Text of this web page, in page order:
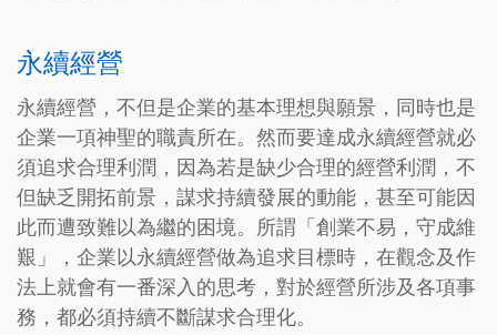
永續經營
永續經營，不但是企業的基本理想與願景，同時也是
企業一項神聖的職責所在。然而要達成永續經營就必
須追求合理利潤，因為若是缺少合理的經營利潤，不
但缺乏開拓前景，謀求持續發展的動能，甚至可能因
此而遭致難以為繼的困境。所謂「創業不易，守成維
艱」，企業以永續經營做為追求目標時，在觀念及作
法上就會有一番深入的思考，對於經營所涉及各項事
務，都必須持續不斷謀求合理化。